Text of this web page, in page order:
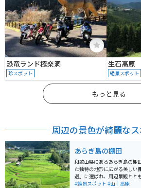
恐竜ランド極楽洞
珍スポット
生石高原
絶景スポット
もっと見る
周辺の景色が綺麗な
あらぎ島の棚田
和歌山県にあるあらぎ島の棚
た独特の地形に広がる美しい
選」に選ばれ、周辺景観とと
も指定されています。春は水
#絶景スポット #山｜高原